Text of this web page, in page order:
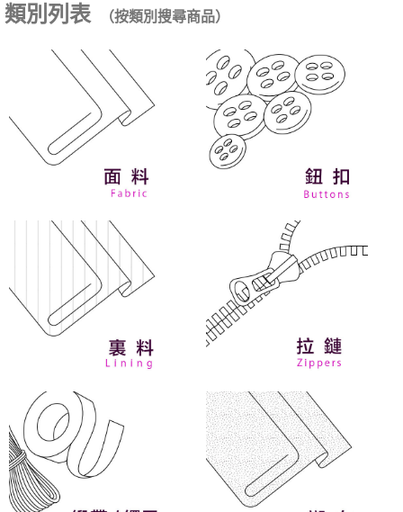
類別列表 （按類別搜尋商品）